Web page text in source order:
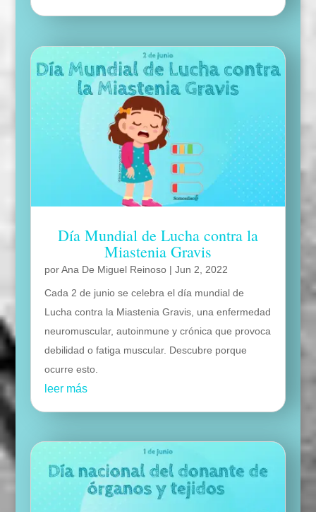
Día Mundial de Lucha contra la
Miastenia Gravis
porAna De Miguel Reinoso| Jun 2, 2022
Cada 2 de junio se celebra el día mundial de
Lucha contra la Miastenia Gravis, una enfermedad
neuromuscular, autoinmune y crónica que provoca
debilidad o fatiga muscular. Descubre porque
ocurre esto.
leer más